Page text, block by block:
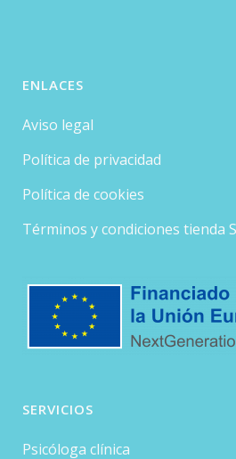
ENLACES
Aviso legal
Política de privacidad
Política de cookies
Términos y condiciones tienda
SERVICIOS
Psicóloga clínica